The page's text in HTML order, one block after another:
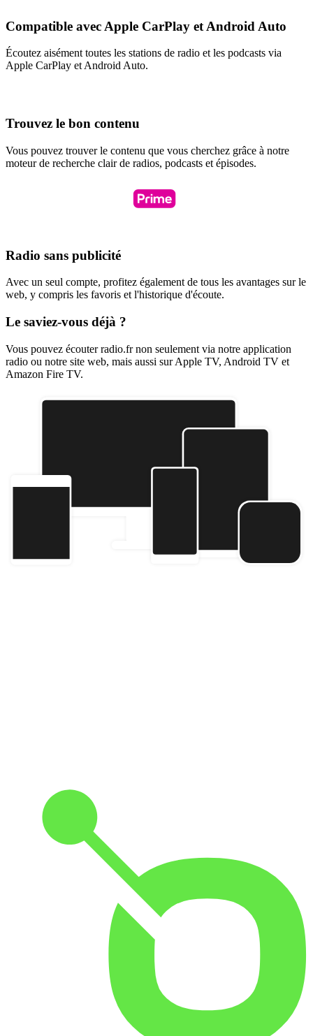
Compatible avec Apple CarPlay et Android Auto
Écoutez aisément toutes les stations de radio et les podcasts via
Apple CarPlay et Android Auto.
Trouvez le bon contenu
Vous pouvez trouver le contenu que vous cherchez grâce à notre
moteur de recherche clair de radios, podcasts et épisodes.
Radio sans publicité
Avec un seul compte, profitez également de tous les avantages sur le
web, y compris les favoris et l'historique d'écoute.
Le saviez-vous déjà ?
Vous pouvez écouter radio.fr non seulement via notre application
radio ou notre site web, mais aussi sur Apple TV, Android TV et
Amazon Fire TV.